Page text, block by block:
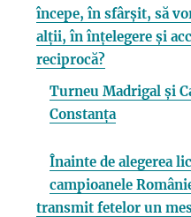
începe, în sfârșit, să
alții, în înțelegere și
reciprocă?
Turneu Madrigal și
Constanța
Înainte de alegerea
campioanele
transmit fetelor un